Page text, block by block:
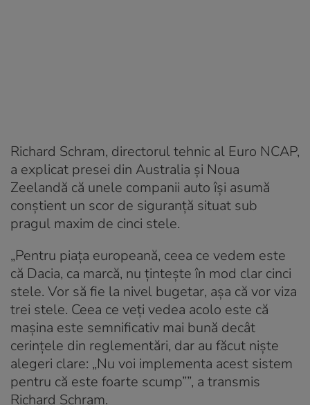
Richard Schram, directorul tehnic al Euro NCAP,
a explicat presei din Australia și Noua
Zeelandă că unele companii auto își asumă
conștient un scor de siguranță situat sub
pragul maxim de cinci stele.
„Pentru piața europeană, ceea ce vedem este
că Dacia, ca marcă, nu țintește în mod clar cinci
stele. Vor să fie la nivel bugetar, așa că vor viza
trei stele. Ceea ce veți vedea acolo este că
mașina este semnificativ mai bună decât
cerințele din reglementări, dar au făcut niște
alegeri clare: „Nu voi implementa acest sistem
pentru că este foarte scump””, a transmis
Richard Schram.